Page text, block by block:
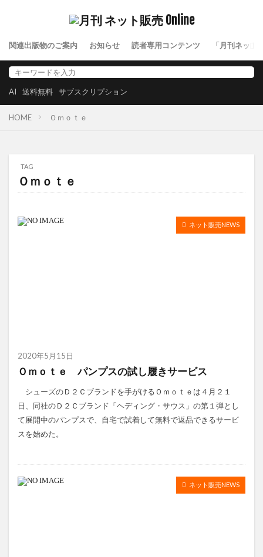
関連出版物のご案内 お知らせ 読者専用コンテンツ 「月刊ネット
AI 送料無料 サブスクリプション
HOME Ｏｍｏｔｅ
TAG
Ｏｍｏｔｅ
ネット販売NEWS
2020年5月15日
Ｏｍｏｔｅ パンプスの試し履きサービス
シューズのＤ２Ｃブランドを手がけるＯｍｏｔｅは４月２１
日、同社のＤ２Ｃブランド「ヘディング・サウス」の第１弾とし
て展開中のパンプスで、自宅で試着して無料で返品できるサービ
スを始めた。
ネット販売NEWS